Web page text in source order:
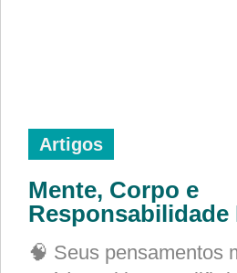
Artigos
Mente, Corpo e
🧠 Seus pensamentos